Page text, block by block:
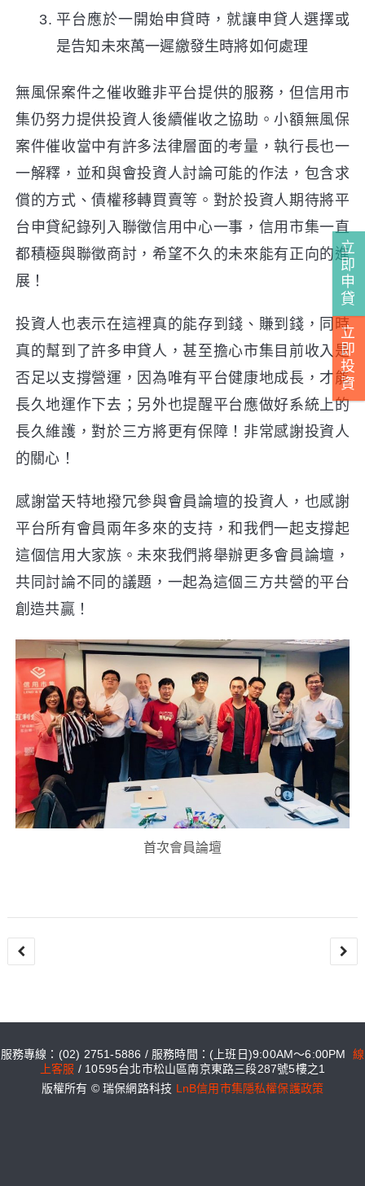
平台應於一開始申貸時，就讓申貸人選擇或
是告知未來萬一遲繳發生時將如何處理
無風保案件之催收雖非平台提供的服務，但信用市
集仍努力提供投資人後續催收之協助。小額無風保
案件催收當中有許多法律層面的考量，執行長也一
一解釋，並和與會投資人討論可能的作法，包含求
償的方式、債權移轉買賣等。對於投資人期待將平
台申貸紀錄列入聯徵信用中心一事，信用市集一直
都積極與聯徵商討，希望不久的未來能有正向的進
展！
投資人也表示在這裡真的能存到錢、賺到錢，同時
真的幫到了許多申貸人，甚至擔心市集目前收入是
否足以支撐營運，因為唯有平台健康地成長，才能
長久地運作下去；另外也提醒平台應做好系統上的
長久維護，對於三方將更有保障！非常感謝投資人
的關心！
感謝當天特地撥冗參與會員論壇的投資人，也感謝
平台所有會員兩年多來的支持，和我們一起支撐起
這個信用大家族。未來我們將舉辦更多會員論壇，
共同討論不同的議題，一起為這個三方共營的平台
創造共贏！
首次會員論壇
文
覽
服務專線：(02) 2751-5886 / 服務時間：(上班日)9:00AM～6:00PM線
上客服 / 10595台北市松山區南京東路三段287號5樓之1
版權所有 © 瑞保網路科技 LnB信用市集隱私權保護政策
立
即
申
貸
立
即
投
資